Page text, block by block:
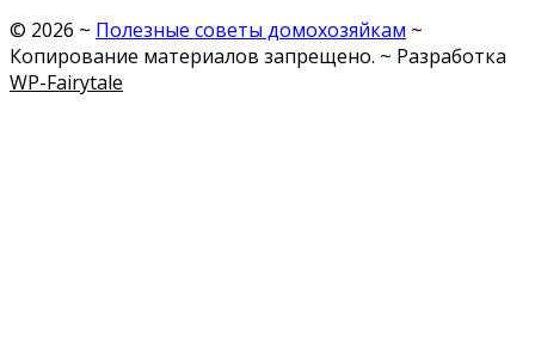
© 2026 ~ Полезные советы домохозяйкам ~
Копирование материалов запрещено. ~ Разработка
WP-Fairytale